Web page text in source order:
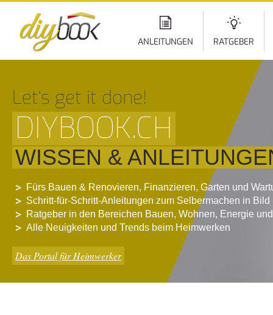
ANLEITUNGEN RATGEBER
Let‘s get it done!
DIYBOOK.CH
WISSEN &
Fürs Bauen & Renovieren, Finanzieren, Garten und
Schritt-für-Schritt-Anleitungen zum Selbermachen in Bild
Ratgeber in den Bereichen Bauen, Wohnen, Energie
Alle Neuigkeiten und Trends beim Heimwerken
Das Portal für Heimwerker